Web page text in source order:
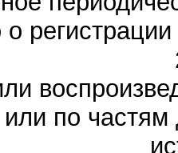
о
по частям